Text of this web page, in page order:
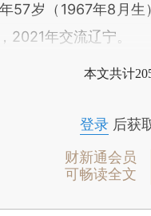
岁（1967年8月生
2021年交流辽宁。
本文共计
登录后获
财新通会员
可畅读全文